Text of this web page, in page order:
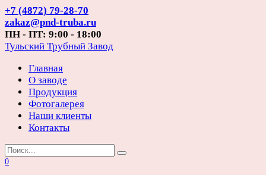
Перейти
к
содержанию
+7 (4872) 79-28-70
zakaz@pnd-truba.ru
ПН - ПТ: 9:00 - 18:00
Тульский Трубный Завод
Главная
О заводе
Продукция
Фотогалерея
Наши клиенты
Контакты
Search
for:
0